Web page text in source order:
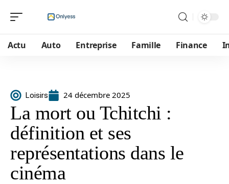
Actu Auto Entreprise Famille Finance
Loisirs 24 décembre 2025
La mort ou Tchitchi :
définition et ses
représentations dans le
cinéma